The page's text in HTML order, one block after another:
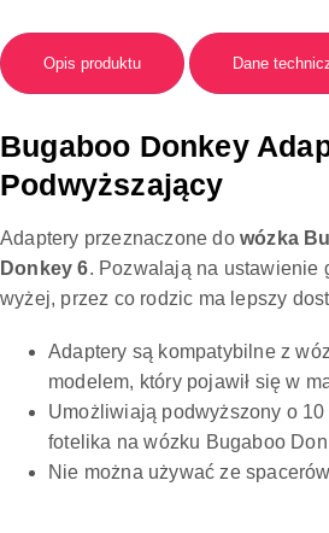
Opis produktu Dane
Bugaboo Donkey
Podwyższający
Adaptery przeznaczone do wózka
Donkey 6. Pozwalają na ustawienie
wyżej, przez co rodzic ma lepszy
Adaptery są kompatybilne z
modelem, który pojawił się w
Umożliwiają podwyższony o
fotelika na wózku Bugaboo
Nie można używać ze